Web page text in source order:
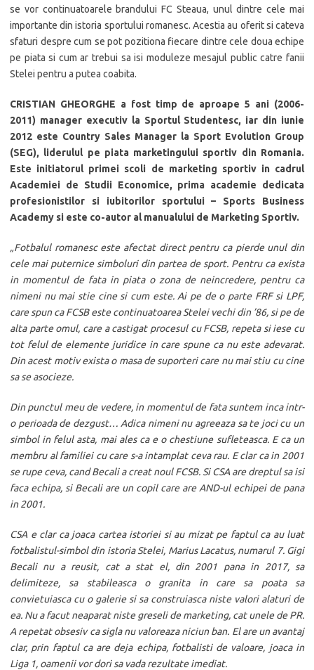
se vor continuatoarele brandului FC Steaua, unul dintre cele mai
importante din istoria sportului romanesc. Acestia au oferit si cateva
sfaturi despre cum se pot pozitiona fiecare dintre cele doua echipe
pe piata si cum ar trebui sa isi moduleze mesajul public catre fanii
Stelei pentru a putea coabita.
CRISTIAN GHEORGHE a fost timp de aproape 5 ani (2006-
2011) manager executiv la Sportul Studentesc, iar din iunie
2012 este Country Sales Manager la Sport Evolution Group
(SEG), liderulul pe piata marketingului sportiv din Romania.
Este initiatorul primei scoli de marketing sportiv in cadrul
Academiei de Studii Economice, prima academie dedicata
profesionistilor si iubitorilor sportului – Sports Business
Academy si este co-autor al manualului de Marketing Sportiv.
„Fotbalul romanesc este afectat direct pentru ca pierde unul din
cele mai puternice simboluri din partea de sport. Pentru ca exista
in momentul de fata in piata o zona de neincredere, pentru ca
nimeni nu mai stie cine si cum este. Ai pe de o parte FRF si LPF,
care spun ca FCSB este continuatoarea Stelei vechi din ’86, si pe de
alta parte omul, care a castigat procesul cu FCSB, repeta si iese cu
tot felul de elemente juridice in care spune ca nu este adevarat.
Din acest motiv exista o masa de suporteri care nu mai stiu cu cine
sa se asocieze.
Din punctul meu de vedere, in momentul de fata suntem inca intr-
o perioada de dezgust… Adica nimeni nu agreeaza sa te joci cu un
simbol in felul asta, mai ales ca e o chestiune sufleteasca. E ca un
membru al familiei cu care s-a intamplat ceva rau. E clar ca in 2001
se rupe ceva, cand Becali a creat noul FCSB. Si CSA are dreptul sa isi
faca echipa, si Becali are un copil care are AND-ul echipei de pana
in 2001.
CSA e clar ca joaca cartea istoriei si au mizat pe faptul ca au luat
fotbalistul-simbol din istoria Stelei, Marius Lacatus, numarul 7. Gigi
Becali nu a reusit, cat a stat el, din 2001 pana in 2017, sa
delimiteze, sa stabileasca o granita in care sa poata sa
convietuiasca cu o galerie si sa construiasca niste valori alaturi de
ea. Nu a facut neaparat niste greseli de marketing, cat unele de PR.
A repetat obsesiv ca sigla nu valoreaza niciun ban. El are un avantaj
clar, prin faptul ca are deja echipa, fotbalisti de valoare, joaca in
Liga 1, oamenii vor dori sa vada rezultate imediat.